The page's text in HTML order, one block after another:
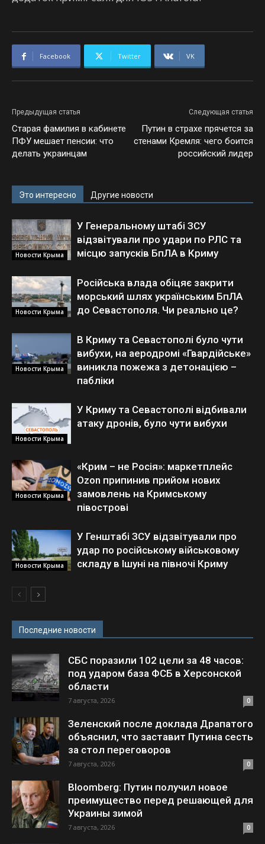
Facebook Twitter VK
Предыдущая статья
Старая фамилия в кабинете
ПФУ мешает пенсии: что
делать украинцам
Следующая статья
Путин в страхе прячется за
стенами Кремля: чего боится
российский лидер
Это интересно Другие новости
Новости Крыма
У Генеральному штабі ЗСУ
відзвітували про удари по РЛС та
місцю запусків БпЛА в Криму
Новости Крыма
Російська влада обіцяє закрити
морський шлях українським БпЛА
до Севастополя. Чи реально це?
Новости Крыма
В Криму та Севастополі було чути
вибухи, на аеродромі «Гвардійське»
виникла пожежа з детонацією –
пабліки
Новости Крыма
У Криму та Севастополі відбивали
атаку дронів, було чути вибухи
Новости Крыма
«Крим – не Росія»: маркетплейс
Ozon припинив прийом нових
замовлень на Кримському
півострові
Новости Крыма
У Генштабі ЗСУ відзвітували про
удар по російському військовому
складу в Ішуні на півночі Криму
Последние новости
СБС поразили 102 цели за 48 часов:
под ударом база ФСБ в Херсонской
области
7 августа, 2026 0
Зеленский после доклада Драпатого
объяснил, что заставит Путина сесть
за стол переговоров
7 августа, 2026 0
Bloomberg: Путин получил новое
преимущество перед решающей для
Украины зимой
7 августа, 2026 0